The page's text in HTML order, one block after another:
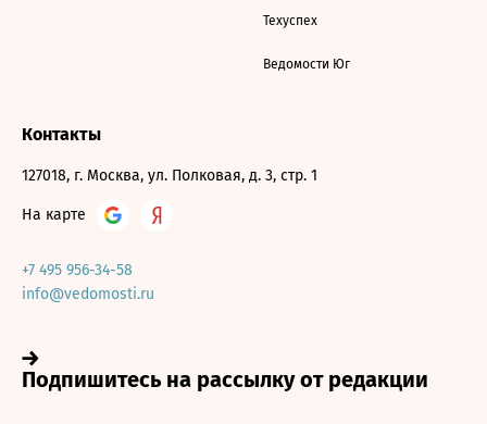
Техуспех
Ведомости Юг
Контакты
127018, г. Москва, ул. Полковая, д. 3, стр. 1
На карте
+7 495 956-34-58
info@vedomosti.ru